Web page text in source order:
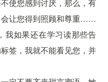
使您感到讨厌，那么，有
会让您得到照顾和尊重……
我如果还在学习读那些告
签，我就不能看见您，并